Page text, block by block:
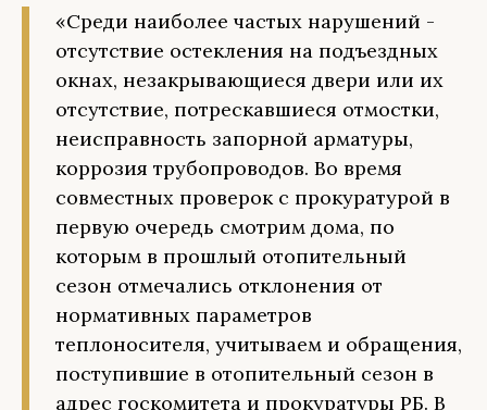
«Среди наиболее частых нарушений -
отсутствие остекления на подъездных
окнах, незакрывающиеся двери или их
отсутствие, потрескавшиеся отмостки,
неисправность запорной арматуры,
коррозия трубопроводов. Во время
совместных проверок с прокуратурой в
первую очередь смотрим дома, по
которым в прошлый отопительный
сезон отмечались отклонения от
нормативных параметров
теплоносителя, учитываем и обращения,
поступившие в отопительный сезон в
адрес госкомитета и прокуратуры РБ. В